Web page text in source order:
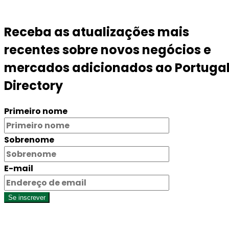
Receba as atualizações mais
recentes sobre novos negócios e
mercados adicionados ao
Directory
Primeiro nome
Sobrenome
E-mail
Se inscrever